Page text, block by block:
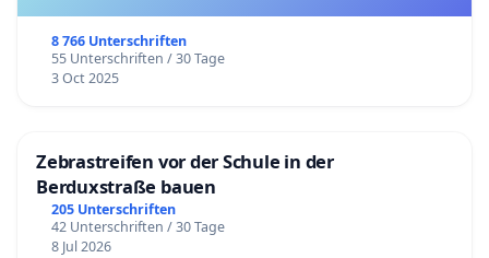
8 766 Unterschriften
55 Unterschriften / 30 Tage
3 Oct 2025
Zebrastreifen vor der Schule in der
Berduxstraße bauen
205 Unterschriften
42 Unterschriften / 30 Tage
8 Jul 2026